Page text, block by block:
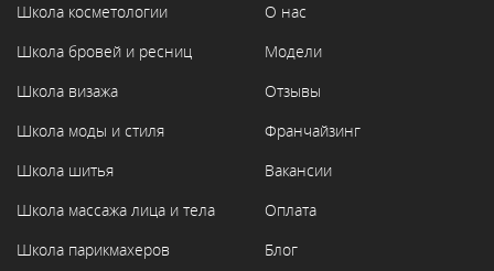
Школа косметологии
Школа бровей и ресниц
Школа визажа
Школа моды и стиля
Школа шитья
Школа массажа лица и тела
Школа парикмахеров
О нас
Модели
Отзывы
Франчайзинг
Вакансии
Оплата
Блог